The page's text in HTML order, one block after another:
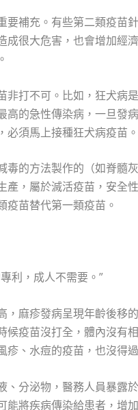
要補充。有些第二類疫苗
成很大危害，也會增加經
非打不可。比如，狂犬病
高的急性傳染病，一旦發
必須馬上接種狂犬病疫苗。
毒的方法製作的（如脊髓
產，屬於滅活疫苗，安全
疫苗替代第一類疫苗。
利，成人不需要。”
，麻疹發病呈現年齡後移
候疫苗沒打全，體內沒有
疹、水痘的疫苗，也沒得
、分泌物，醫務人員暴露
能將疾病傳染給患者，增